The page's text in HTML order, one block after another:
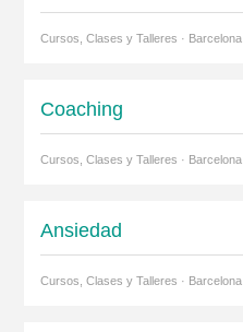
Cursos, Clases y Talleres · Barcelona
Coaching
Cursos, Clases y Talleres · Barcelona
Ansiedad
Cursos, Clases y Talleres · Barcelona